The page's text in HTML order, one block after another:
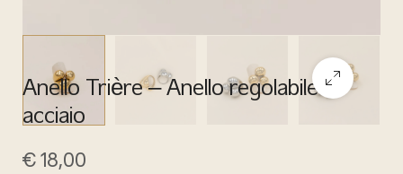
Anello Trière – Anello regolabile in
acciaio
€18,00